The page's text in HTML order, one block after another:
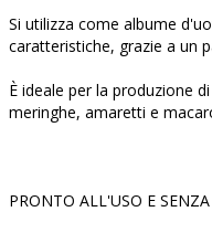
Si utilizza come albume
caratteristiche, grazie a un
È ideale per la produzione
meringhe, amaretti e
PRONTO ALL'USO E SENZA